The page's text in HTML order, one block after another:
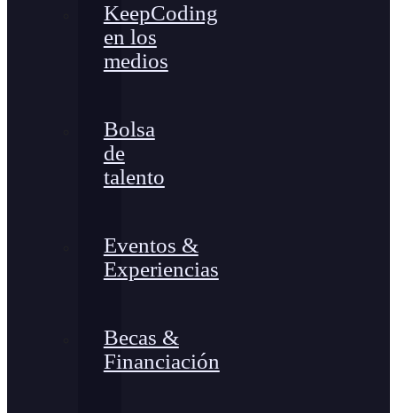
KeepCoding
en los
medios
Bolsa
de
talento
Eventos &
Experiencias
Becas &
Financiación